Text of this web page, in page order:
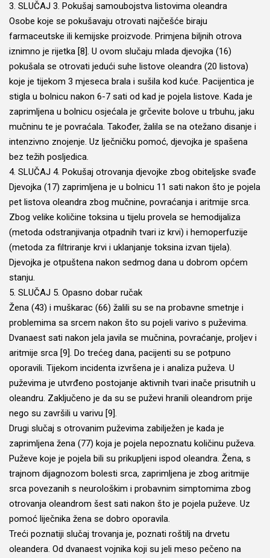
3. SLUČAJ 3. Pokušaj samoubojstva listovima oleandra
Osobe koje se pokušavaju otrovati najčešće biraju
farmaceutske ili kemijske proizvode. Primjena biljnih otrova
iznimno je rijetka [8]. U ovom slučaju mlada djevojka (16)
pokušala se otrovati jedući suhe listove oleandra (20 listova)
koje je tijekom 3 mjeseca brala i sušila kod kuće. Pacijentica je
stigla u bolnicu nakon 6-7 sati od kad je pojela listove. Kada je
zaprimljena u bolnicu osjećala je grčevite bolove u trbuhu, jaku
mučninu te je povraćala. Također, žalila se na otežano disanje i
intenzivno znojenje. Uz lječničku pomoć, djevojka je spašena
bez težih posljedica.
4. SLUČAJ 4. Pokušaj otrovanja djevojke zbog obiteljske svađe
Djevojka (17) zaprimljena je u bolnicu 11 sati nakon što je pojela
pet listova oleandra zbog mučnine, povraćanja i aritmije srca.
Zbog velike količine toksina u tijelu provela se hemodijaliza
(metoda odstranjivanja otpadnih tvari iz krvi) i hemoperfuzije
(metoda za filtriranje krvi i uklanjanje toksina izvan tijela).
Djevojka je otpuštena nakon sedmog dana u dobrom općem
stanju.
5. SLUČAJ 5. Opasno dobar ručak
Žena (43) i muškarac (66) žalili su se na probavne smetnje i
problemima sa srcem nakon što su pojeli varivo s puževima.
Dvanaest sati nakon jela javila se mučnina, povraćanje, proljev i
aritmije srca [9]. Do trećeg dana, pacijenti su se potpuno
oporavili. Tijekom incidenta izvršena je i analiza puževa. U
puževima je utvrđeno postojanje aktivnih tvari inače prisutnih u
oleandru. Zaključeno je da su se puževi hranili oleandrom prije
nego su završili u varivu [9].
Drugi slučaj s otrovanim puževima zabilježen je kada je
zaprimljena žena (77) koja je pojela nepoznatu količinu puževa.
Puževe koje je pojela bili su prikupljeni ispod oleandra. Žena, s
trajnom dijagnozom bolesti srca, zaprimljena je zbog aritmije
srca povezanih s neurološkim i probavnim simptomima zbog
otrovanja oleandrom šest sati nakon što je pojela puževe. Uz
pomoć liječnika žena se dobro oporavila.
Treći poznatiji slučaj trovanja je, poznati roštilj na drvetu
oleandera. Od dvanaest vojnika koji su jeli meso pečeno na